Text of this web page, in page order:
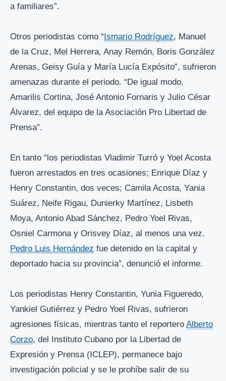
a familiares”.
Otros periodistas como “Ismario Rodríguez, Manuel
de la Cruz, Mel Herrera, Anay Remón, Boris González
Arenas, Geisy Guía y María Lucía Expósito”, sufrieron
amenazas durante el periodo. “De igual modo,
Amarilis Cortina, José Antonio Fornaris y Julio César
Álvarez, del equipo de la Asociación Pro Libertad de
Prensa”.
En tanto “los periodistas Vladimir Turró y Yoel Acosta
fueron arrestados en tres ocasiones; Enrique Díaz y
Henry Constantin, dos veces; Camila Acosta, Yania
Suárez, Neife Rigau, Dunierky Martínez, Lisbeth
Moya, Antonio Abad Sánchez, Pedro Yoel Rivas,
Osniel Carmona y Orisvey Díaz, al menos una vez.
Pedro Luis Hernández fue detenido en la capital y
deportado hacia su provincia”, denunció el informe.
Los periodistas Henry Constantin, Yunia Figueredo,
Yankiel Gutiérrez y Pedro Yoel Rivas, sufrieron
agresiones físicas, mientras tanto el reportero Alberto
Corzo, del Instituto Cubano por la Libertad de
Expresión y Prensa (ICLEP), permanece bajo
investigación policial y se le prohíbe salir de su